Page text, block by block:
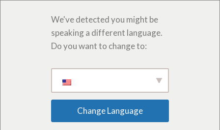
We've detected you might be
speaking a different language.
Do you want to change to:
Change Language